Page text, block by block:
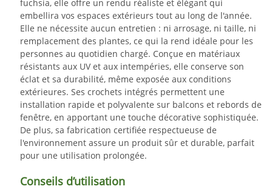
fuchsia, elle offre un rendu réaliste et élégant qui
embellira vos espaces extérieurs tout au long de l'année.
Elle ne nécessite aucun entretien : ni arrosage, ni taille, ni
remplacement des plantes, ce qui la rend idéale pour les
personnes au quotidien chargé. Conçue en matériaux
résistants aux UV et aux intempéries, elle conserve son
éclat et sa durabilité, même exposée aux conditions
extérieures. Ses crochets intégrés permettent une
installation rapide et polyvalente sur balcons et rebords de
fenêtre, en apportant une touche décorative sophistiquée.
De plus, sa fabrication certifiée respectueuse de
l'environnement assure un produit sûr et durable, parfait
pour une utilisation prolongée.
Conseils d’utilisation